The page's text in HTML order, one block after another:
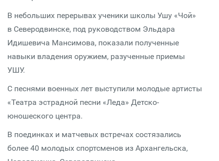
В небольших перерывах ученики школы Ушу «Чой»
в Северодвинске, под руководством Эльдара
Идишевича Мансимова, показали полученные
навыки владения оружием, разученные приемы
УШУ.
С песнями военных лет выступили молодые артисты
«Театра эстрадной песни «Леда» Детско-
юношеского центра.
В поединках и матчевых встречах состязались
более 40 молодых спортсменов из Архангельска,